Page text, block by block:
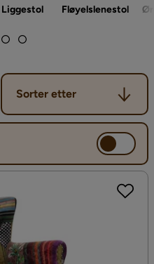
Liggestol Fløyelslenestol
Sorter etter
Sorter etter